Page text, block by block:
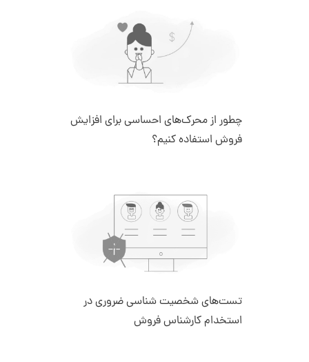
چطور از محرک‌های احساسی برای افزایش
فروش استفاده کنیم؟
تست‌های شخصیت‌ شناسی ضروری در
استخدام کارشناس فروش